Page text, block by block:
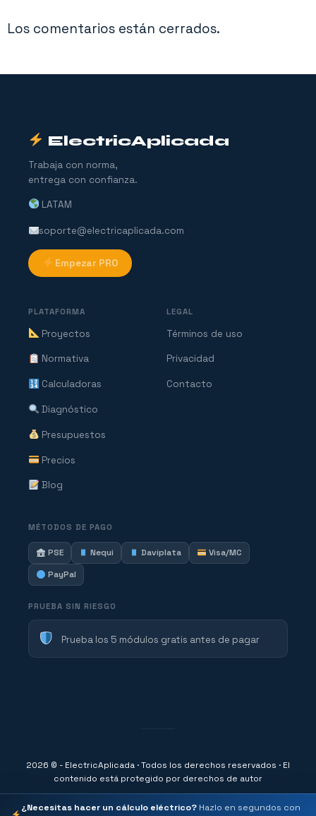
Los comentarios están cerrados.
ElectricAplicada
Trabaja con norma,
entrega con confianza.
LATAM
soporte@electricaplicada.com
Empezar PRO
PLATAFORMA
Proyectos
Normativa
Calculadoras
Diagnóstico
Presupuestos
Precios
Blog
LEGAL
Términos de uso
Privacidad
Contacto
MÉTODOS DE PAGO
PSE Nequi Daviplata
Visa/MC
PayPal
PRUEBA SIN RIESGO
Prueba los 5 módulos gratis antes de pagar
2026 © - ElectricAplicada · Todos los derechos reservados · El
contenido está protegido por derechos de autor
¿Necesitas hacer un cálculo eléctrico? Hazlo en segundos con